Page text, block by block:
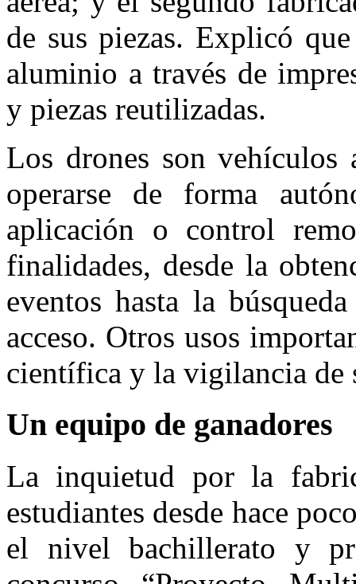
de sus piezas. Explicó
aluminio a través de
y piezas reutilizadas.
Los drones son vehículos
operarse de forma
aplicación o control
finalidades, desde la
eventos hasta la
acceso. Otros usos
científica y la vigilancia de
Un equipo de ganadores
La inquietud por la
estudiantes desde hace
el nivel bachillerato y